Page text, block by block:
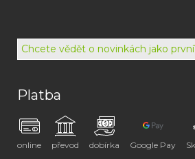
072
Chcete vědět o novinkách jako
Platba
online převod dobírka Google Pay